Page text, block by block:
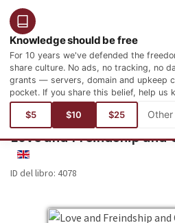
Knowledge should be free
For 10 years we've defended the
share culture. No ads, no tracking, no
grants — servers, domain and upkeep
pocket. If you share this belief, help us
$5 $10 $25
Está aquí:Idiomas Inglés Literature
Love and Freindship and
ENGLISH
ID del libro: 4078